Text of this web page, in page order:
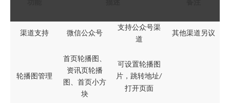
渠道支持 微信公众号
支持公众号渠
道
其他渠道另议
轮播图管理
首页轮播图、
资讯页轮播
图、首页小方
块
可设置轮播图
片，跳转地址/
打开页面